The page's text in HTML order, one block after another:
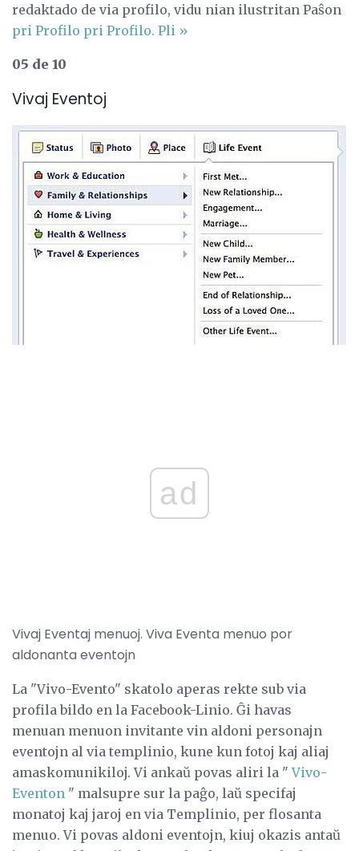
redaktado de via profilo, vidu nian ilustritan Paŝon
pri Profilo pri Profilo. Pli »
05 de 10
Vivaj Eventoj
ad
Vivaj Eventaj menuoj. Viva Eventa menuo por
aldonanta eventojn
La "Vivo-Evento" skatolo aperas rekte sub via
profila bildo en la Facebook-Linio. Ĝi havas
menuan menuon invitante vin aldoni personajn
eventojn al via templinio, kune kun fotoj kaj aliaj
amaskomunikiloj. Vi ankaŭ povas aliri la "Vivo-
Eventon " malsupre sur la paĝo, laŭ specifaj
monatoj kaj jaroj en via Templinio, per flosanta
menuo. Vi povas aldoni eventojn, kiuj okazis antaŭ